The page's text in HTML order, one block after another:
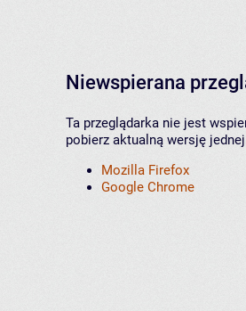
Niewspierana
Ta przeglądarka nie jest
pobierz aktualną wersję
Mozilla Firefox
Google Chrome